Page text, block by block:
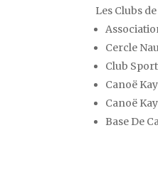
Les Clubs
Cercle
Club
Canoë
Canoë
Base De